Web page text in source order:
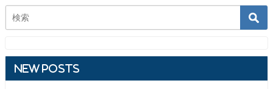
New Posts